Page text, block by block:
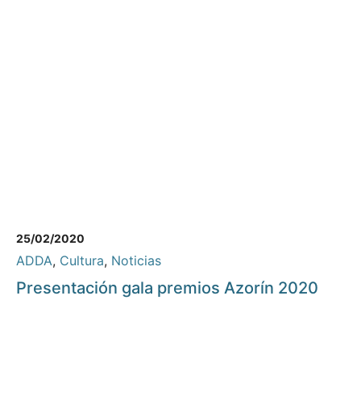
25/02/2020
ADDA, Cultura, Noticias
Presentación gala premios Azorín 2020